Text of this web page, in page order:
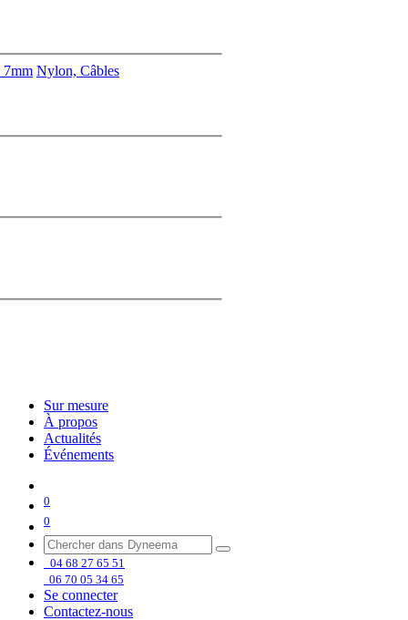
7mm Nylon, Câbles
Sur mesure
À propos
Actualités
Événements
0
0
04 68 27 65 51
06 70 05 34 65
Se connecter
Contactez-nous